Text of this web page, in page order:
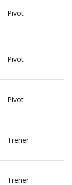
Pivot
Pivot
Pivot
Trener
Trener